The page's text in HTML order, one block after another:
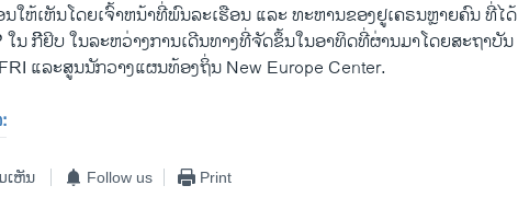
ໃຫ້ເຫັນໂດຍເຈົ້າຫນ້າທີ່ພົນລະເຮືອນ ແລະ ທະຫານຂອງຢູເຄຣນຫຼາຍຄົນ ທີ່ໄດ້
ນ ກີິຢິບ ໃນລະຫວ່າງການເດີນທາງທີ່ຈັດ​ຂຶ້ນໃນອາທິດທີ່ຜ່ານມາໂດຍສະຖາບັນ
ແລະສູນນັກວາງແຜນທ້ອງຖິ່ນ New Europe Center.
ເຫັນ Follow us Print